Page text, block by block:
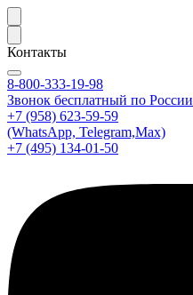
Контакты
8-800-333-19-98
Звонок бесплатный по России
+7 (958) 623-59-59
(WhatsApp, Telegram,Max)
+7 (495) 134-01-50